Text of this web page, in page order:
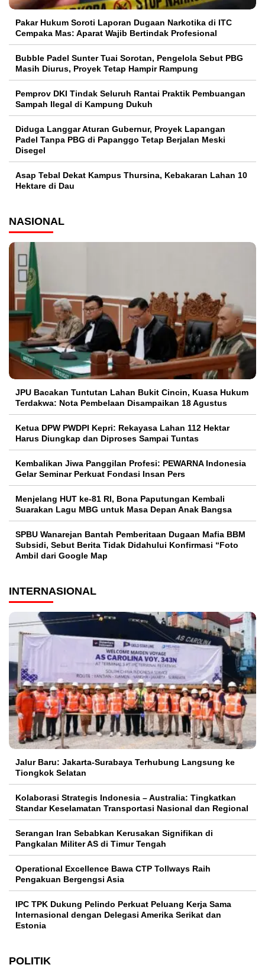
Pakar Hukum Soroti Laporan Dugaan Narkotika di ITC
Cempaka Mas: Aparat Wajib Bertindak Profesional
Bubble Padel Sunter Tuai Sorotan, Pengelola Sebut PBG
Masih Diurus, Proyek Tetap Hampir Rampung
Pemprov DKI Tindak Seluruh Rantai Praktik Pembuangan
Sampah Ilegal di Kampung Dukuh
Diduga Langgar Aturan Gubernur, Proyek Lapangan
Padel Tanpa PBG di Papanggo Tetap Berjalan Meski
Disegel
Asap Tebal Dekat Kampus Thursina, Kebakaran Lahan 10
Hektare di Dau
NASIONAL
JPU Bacakan Tuntutan Lahan Bukit Cincin, Kuasa Hukum
Terdakwa: Nota Pembelaan Disampaikan 18 Agustus
Ketua DPW PWDPI Kepri: Rekayasa Lahan 112 Hektar
Harus Diungkap dan Diproses Sampai Tuntas
Kembalikan Jiwa Panggilan Profesi: PEWARNA Indonesia
Gelar Seminar Perkuat Fondasi Insan Pers
Menjelang HUT ke-81 RI, Bona Paputungan Kembali
Suarakan Lagu MBG untuk Masa Depan Anak Bangsa
SPBU Wanarejan Bantah Pemberitaan Dugaan Mafia BBM
Subsidi, Sebut Berita Tidak Didahului Konfirmasi “Foto
Ambil dari Google Map
INTERNASIONAL
Jalur Baru: Jakarta-Surabaya Terhubung Langsung ke
Tiongkok Selatan
Kolaborasi Strategis Indonesia – Australia: Tingkatkan
Standar Keselamatan Transportasi Nasional dan Regional
Serangan Iran Sebabkan Kerusakan Signifikan di
Pangkalan Militer AS di Timur Tengah
Operational Excellence Bawa CTP Tollways Raih
Pengakuan Bergengsi Asia
IPC TPK Dukung Pelindo Perkuat Peluang Kerja Sama
Internasional dengan Delegasi Amerika Serikat dan
Estonia
POLITIK